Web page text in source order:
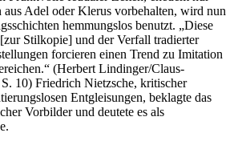
Adel oder Klerus vorbehalten, wird nun
hemmungslos benutzt. „Diese
Stilkopie] und der Verfall tradierter
forcieren einen Trend zu Imitation
(Herbert Lindinger/Claus-
10) Friedrich Nietzsche, kritischer
Entgleisungen, beklagte das
Vorbilder und deutete es als